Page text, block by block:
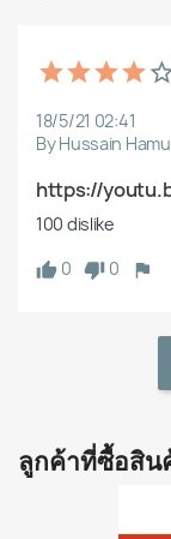
18/5/21 02:41
By Hussain
https://
100 dislike
0
0
ลูกค้าที่ซื้อสิน